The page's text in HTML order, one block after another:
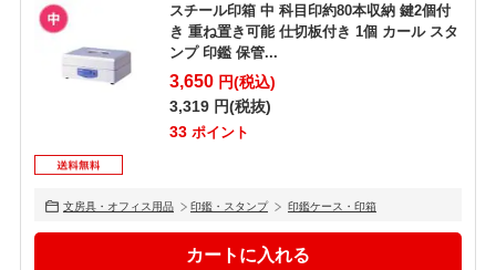
スチール印箱 中 科目印約80本収納 鍵2個付
き 重ね置き可能 仕切板付き 1個 カール スタ
ンプ 印鑑 保管...
3,650円(税込)
3,319円(税抜)
33 ポイント
文房具・オフィス用品 印鑑・スタンプ 印鑑ケース・印箱